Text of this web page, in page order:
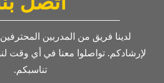
لدينا فريق من المدربين
لإرشادكم. تواصلوا معنا في أي وقت
تناسبكم.